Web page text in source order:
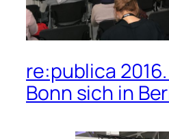
re:publica
Bonn sich in